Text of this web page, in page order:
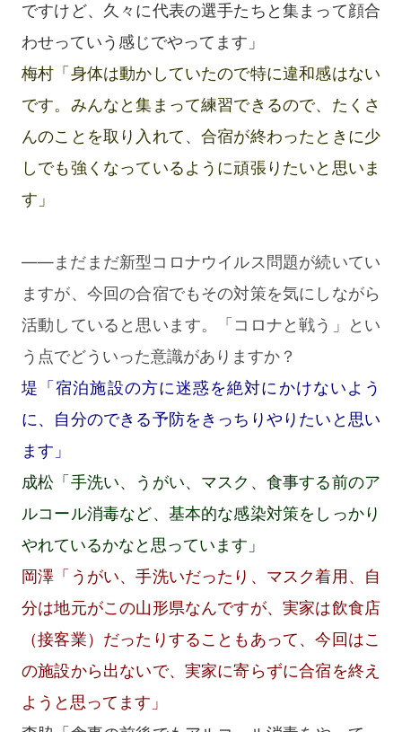
ですけど、久々に代表の選手たちと集まって顔合
わせっていう感じでやってます」
梅村「身体は動かしていたので特に違和感はない
です。みんなと集まって練習できるので、たくさ
んのことを取り入れて、合宿が終わったときに少
しでも強くなっているように頑張りたいと思いま
す」
――まだまだ新型コロナウイルス問題が続いてい
ますが、今回の合宿でもその対策を気にしながら
活動していると思います。「コロナと戦う」とい
う点でどういった意識がありますか？
堤「宿泊施設の方に迷惑を絶対にかけないよう
に、自分のできる予防をきっちりやりたいと思い
ます」
成松「手洗い、うがい、マスク、食事する前のア
ルコール消毒など、基本的な感染対策をしっかり
やれているかなと思っています」
岡澤「うがい、手洗いだったり、マスク着用、自
分は地元がこの山形県なんですが、実家は飲食店
（接客業）だったりすることもあって、今回はこ
の施設から出ないで、実家に寄らずに合宿を終え
ようと思ってます」